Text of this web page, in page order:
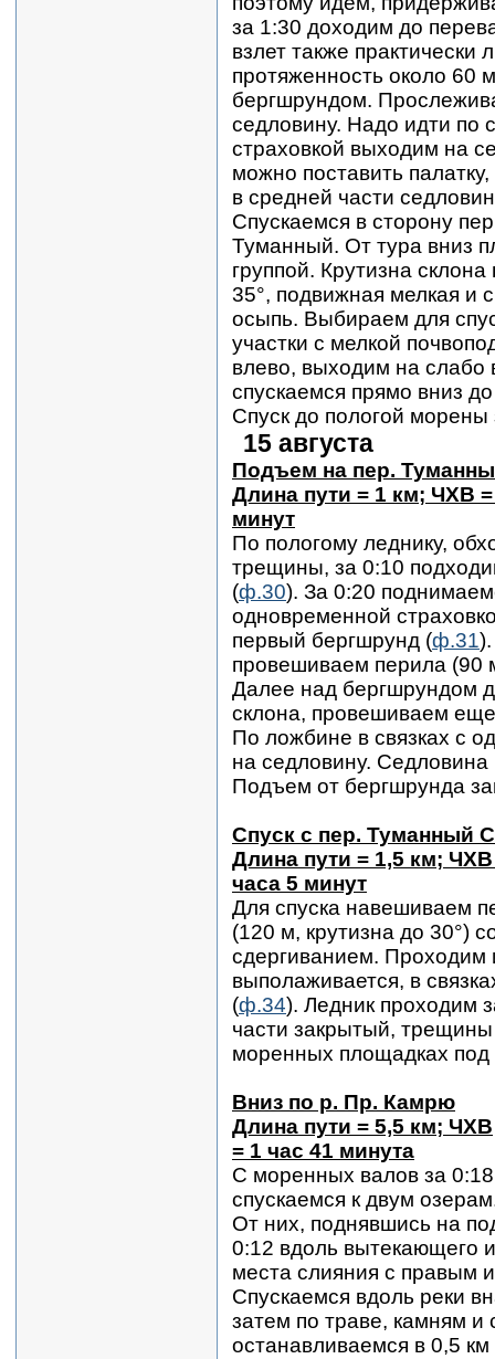
за 1:30 доходим до
взлет также практически
протяженность около 60
бергшрундом.
седловину. Надо идти по
страховкой выходим на
можно поставить
в средней части
Спускаемся в сторону
Туманный. От тура вниз
группой. Крутизна склона
35°, подвижная мелкая и
осыпь. Выбираем для
участки с мелкой
влево, выходим на
спускаемся прямо вниз
Спуск до пологой морены
15 августа
Подъем на пер.
Длина пути = 1 км; ЧХВ =
минут
По пологому леднику,
трещины, за 0:10
(ф.30). За 0:20
одновременной
первый бергшрунд (ф.31
провешиваем перила (90
Далее над бергшрундом
склона, провешиваем
По ложбине в связках с
на седловину.
Подъем от бергшрунда
Спуск с пер. Туманный
Длина пути = 1,5 км; ЧХВ
часа 5 минут
Для спуска навешиваем
(120 м, крутизна до 30°)
сдергиванием. Проходим
выполаживается, в
(ф.34). Ледник проходим
части закрытый,
моренных площадках под
Вниз по р. Пр. Камрю
Длина пути = 5,5 км; ЧХВ
= 1 час 41 минута
С моренных валов за 0:18
спускаемся к двум
От них, поднявшись на
0:12 вдоль вытекающего
места слияния с правым
Спускаемся вдоль реки
затем по траве, камням и
останавливаемся в 0,5